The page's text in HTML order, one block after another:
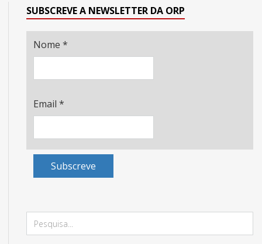
SUBSCREVE A NEWSLETTER DA ORP
Nome *
Email *
Subscreve